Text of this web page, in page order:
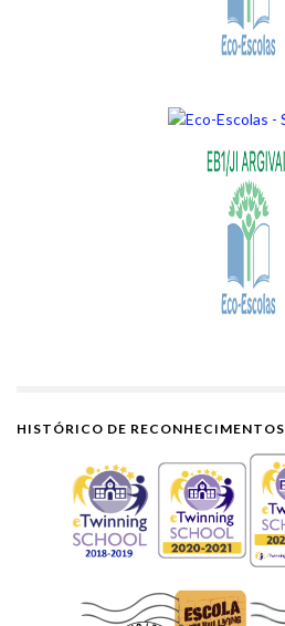
HISTÓRICO DE RECONHECIMENTOS